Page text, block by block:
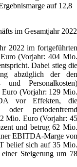
auf 12,8
im Gesamtjahr 2022
2022 im fortgeführten
(Vorjahr: 404 Mio.
Dabei stieg die
abzüglich der den
und Personalkosten)
(Vorjahr: 129 Mio.
vor Effekten, die
oder periodenfremd
Mio. Euro (Vorjahr: 45
und betrug 62 Mio.
EBITDA-Marge von
belief sich auf 35 Mio.
Steigerung um 78